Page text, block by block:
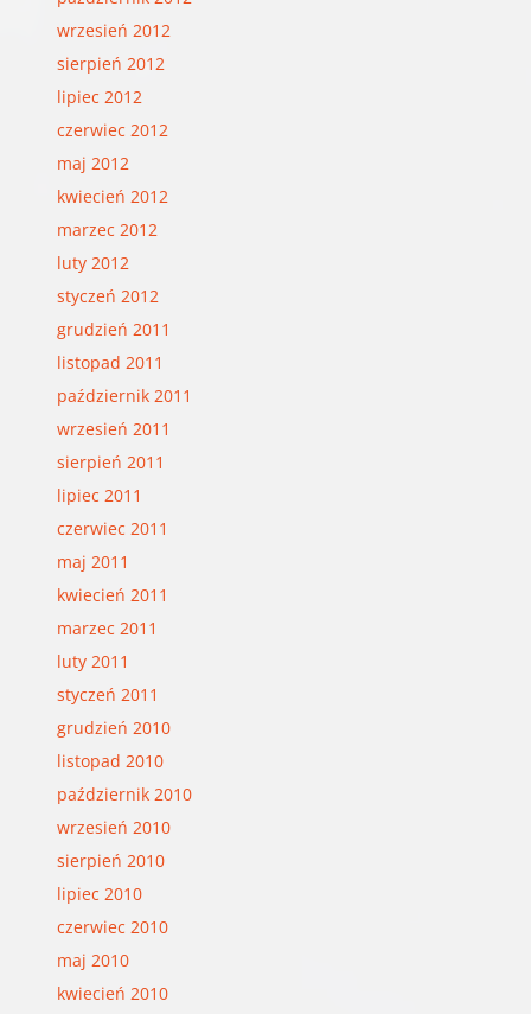
wrzesień 2012
sierpień 2012
lipiec 2012
czerwiec 2012
maj 2012
kwiecień 2012
marzec 2012
luty 2012
styczeń 2012
grudzień 2011
listopad 2011
październik 2011
wrzesień 2011
sierpień 2011
lipiec 2011
czerwiec 2011
maj 2011
kwiecień 2011
marzec 2011
luty 2011
styczeń 2011
grudzień 2010
listopad 2010
październik 2010
wrzesień 2010
sierpień 2010
lipiec 2010
czerwiec 2010
maj 2010
kwiecień 2010